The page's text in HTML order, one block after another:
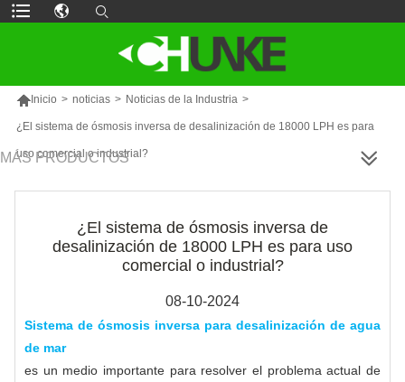
Inicio > noticias > Noticias de la Industria >
¿El sistema de ósmosis inversa de desalinización de 18000 LPH es para
uso comercial o industrial?
MÁS PRODUCTOS
¿El sistema de ósmosis inversa de
desalinización de 18000 LPH es para uso
comercial o industrial?
08-10-2024
Sistema de ósmosis inversa para desalinización de agua
de mar
es un medio importante para resolver el problema actual de